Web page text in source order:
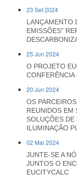
23 Set 2024
LANÇAMENTO
EMISSÕES"
25 Jun 2024
O PROJETO
CONFERÊNCIA
20 Jun 2024
OS
REUNIDOS EM
SOLUÇÕES DE
ILUMINAÇÃO
02 Mai 2024
JUNTE-SE A
JUNTOS O
EUCITYCALC